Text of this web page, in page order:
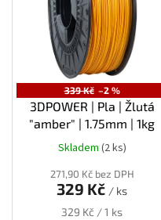
339 Kč –2 %
3DPOWER | Pla | Žlutá
"amber" | 1.75mm | 1kg
Skladem (2 ks)
271,90 Kč bez DPH
329 Kč / ks
Měrná
329 Kč / 1 ks